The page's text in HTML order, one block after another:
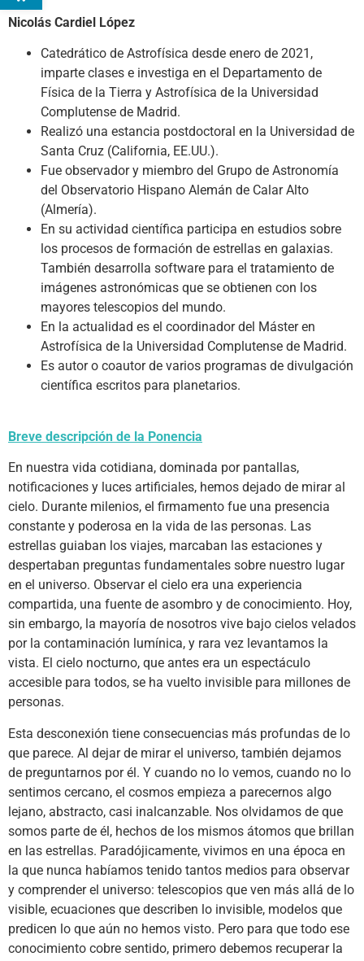
Nicolás Cardiel López
Catedrático de Astrofísica desde enero de 2021,
imparte clases e investiga en el Departamento de
Física de la Tierra y Astrofísica de la Universidad
Complutense de Madrid.
Realizó una estancia postdoctoral en la Universidad de
Santa Cruz (California, EE.UU.).
Fue observador y miembro del Grupo de Astronomía
del Observatorio Hispano Alemán de Calar Alto
(Almería).
En su actividad científica participa en estudios sobre
los procesos de formación de estrellas en galaxias.
También desarrolla software para el tratamiento de
imágenes astronómicas que se obtienen con los
mayores telescopios del mundo.
En la actualidad es el coordinador del Máster en
Astrofísica de la Universidad Complutense de Madrid.
Es autor o coautor de varios programas de divulgación
científica escritos para planetarios.
Breve descripción de la Ponencia
En nuestra vida cotidiana, dominada por pantallas,
notificaciones y luces artificiales, hemos dejado de mirar al
cielo. Durante milenios, el firmamento fue una presencia
constante y poderosa en la vida de las personas. Las
estrellas guiaban los viajes, marcaban las estaciones y
despertaban preguntas fundamentales sobre nuestro lugar
en el universo. Observar el cielo era una experiencia
compartida, una fuente de asombro y de conocimiento. Hoy,
sin embargo, la mayoría de nosotros vive bajo cielos velados
por la contaminación lumínica, y rara vez levantamos la
vista. El cielo nocturno, que antes era un espectáculo
accesible para todos, se ha vuelto invisible para millones de
personas.
Esta desconexión tiene consecuencias más profundas de lo
que parece. Al dejar de mirar el universo, también dejamos
de preguntarnos por él. Y cuando no lo vemos, cuando no lo
sentimos cercano, el cosmos empieza a parecernos algo
lejano, abstracto, casi inalcanzable. Nos olvidamos de que
somos parte de él, hechos de los mismos átomos que brillan
en las estrellas. Paradójicamente, vivimos en una época en
la que nunca habíamos tenido tantos medios para observar
y comprender el universo: telescopios que ven más allá de lo
visible, ecuaciones que describen lo invisible, modelos que
predicen lo que aún no hemos visto. Pero para que todo ese
conocimiento cobre sentido, primero debemos recuperar la